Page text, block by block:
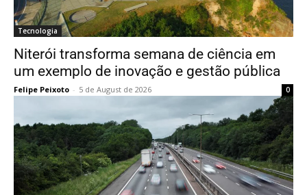
Tecnologia
Niterói transforma semana de ciência em
um exemplo de inovação e gestão pública
Felipe Peixoto - 5 de August de 2026 0